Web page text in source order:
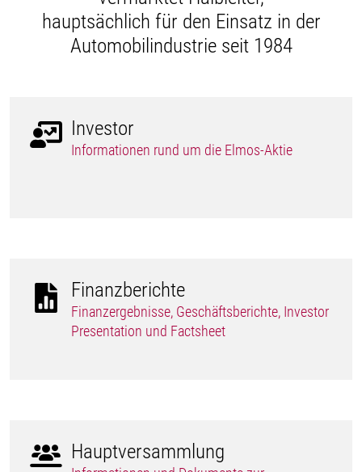
hauptsächlich für den Einsatz in der
Automobilindustrie seit 1984
Investor
Informationen rund um die Elmos-Aktie
Finanzberichte
Finanzergebnisse, Geschäftsberichte, Investor
Presentation und Factsheet
Hauptversammlung